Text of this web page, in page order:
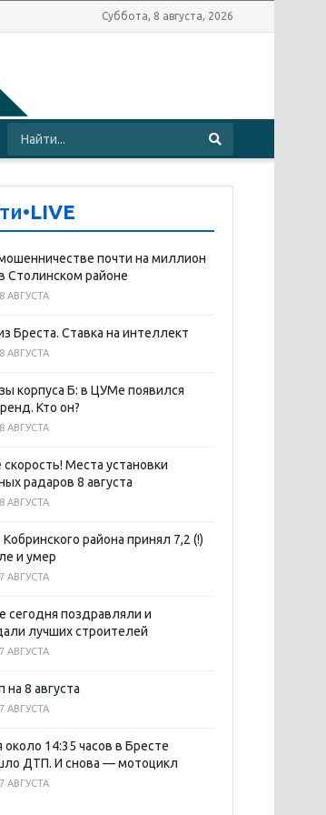
Суббота, 8 августа, 2026
•LIVE
почти на миллион
Столинском районе
АВГУСТА
Бреста. Ставка на интеллект
АВГУСТА
корпуса Б: в ЦУМе появился
Кто он?
АВГУСТА
скорость! Места установки
радаров 8 августа
АВГУСТА
района принял 7,2 (!)
и умер
АВГУСТА
сегодня поздравляли и
лучших строителей
АВГУСТА
на 8 августа
АВГУСТА
около 14:35 часов в Бресте
ДТП. И снова — мотоцикл
АВГУСТА